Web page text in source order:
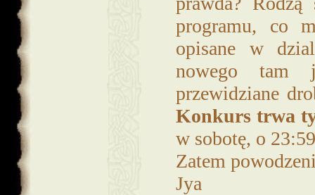
programu, co
opisane w
nowego tam
przewidziane
Konkurs trwa
w sobotę, o
Zatem
Jya